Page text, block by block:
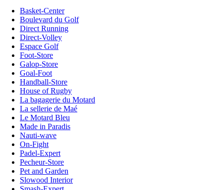
Basket-Center
Boulevard du Golf
Direct Running
Direct-Volley
Espace Golf
Foot-Store
Galop-Store
Goal-Foot
Handball-Store
House of Rugby
La bagagerie du Motard
La sellerie de Maé
Le Motard Bleu
Made in Paradis
Nauti-wave
On-Fight
Padel-Expert
Pecheur-Store
Pet and Garden
Slowood Interior